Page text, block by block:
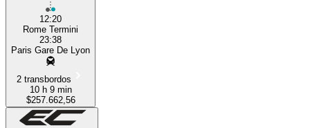
12:20
Rome Termini
23:38
Paris Gare De Lyon
2 transbordos
10 h 9 min
$257.662,56